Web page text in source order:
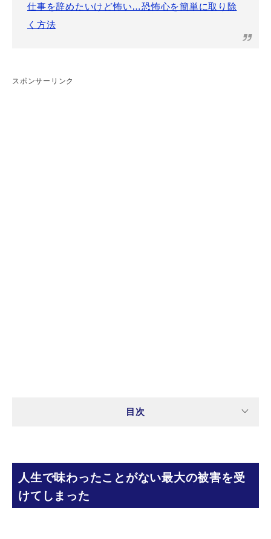
仕事を辞めたいけど怖い…恐怖心を簡単に取り除
く方法
スポンサーリンク
目次
人生で味わったことがない最大の被害を受
けてしまった